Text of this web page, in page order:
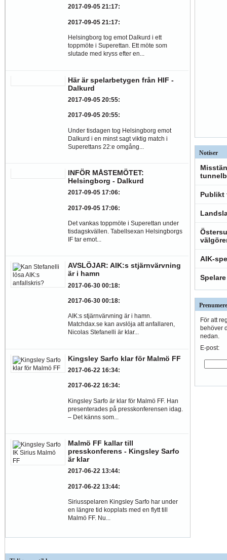
2017-09-05 21:17:
2017-09-05 21:17:
Helsingborg tog emot Dalkurd i ett
toppmöte i Superettan. Ett möte som
slutade med kryss efter en...
Här är spelarbetygen från HIF -
Dalkurd
2017-09-05 20:55:
2017-09-05 20:55:
Under tisdagen tog Helsingborg emot
Dalkurd i en minst sagt viktig match i
Superettans 22:e omgång...
INFÖR MÅSTEMÖTET:
Helsingborg - Dalkurd
2017-09-05 17:06:
2017-09-05 17:06:
Det vankas toppmöte i Superettan under
tisdagskvällen. Tabellsexan Helsingborgs
IF tar emot...
AVSLÖJAR: AIK:s stjärnvärvning
är i hamn
2017-06-30 00:18:
2017-06-30 00:18:
AIK:s stjärnvärvning är i hamn.
Matchdax.se kan avslöja att anfallaren,
Nicolas Stefanelli är klar...
Kingsley Sarfo klar för Malmö FF
2017-06-22 16:34:
2017-06-22 16:34:
Kingsley Sarfo är klar för Malmö FF. Han
presenterades på presskonferensen idag.
– Det känns som...
Malmö FF kallar till
presskonferens - Kingsley Sarfo
är klar
2017-06-22 13:44:
2017-06-22 13:44:
Siriusspelaren Kingsley Sarfo har under
en längre tid kopplats med en flytt till
Malmö FF. Nu...
Notiser
Publikt
AIK-
För att
behöver
nedan.
E-post: